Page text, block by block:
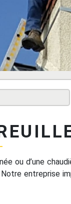
ou d’une
entreprise